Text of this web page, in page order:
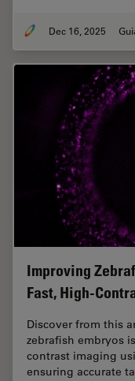
Dec 16, 2025
Improving
Fast, High-
Discover from this
zebrafish embryos
contrast imaging
ensuring accurate